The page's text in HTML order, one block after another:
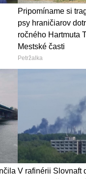
Pripomíname si
psy hraničiarov
ročného Hartmuta
Mestské časti
Petržalka
V rafinérii Slovnaft